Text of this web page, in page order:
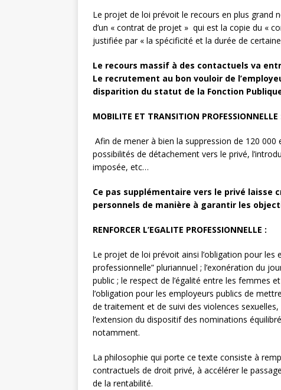
Le projet de loi prévoit le recours en plus grand
d’un « contrat de projet » qui est la copie du «
justifiée par « la spécificité et la durée de
Le recours massif à des contactuels va
Le recrutement au bon vouloir de
disparition du statut de la Fonction
MOBILITE ET TRANSITION PROFESSIONNELLE
Afin de mener à bien la suppression de 120
possibilités de détachement vers le privé,
imposée, etc…
Ce pas supplémentaire vers le privé laisse
personnels de manière à garantir les
RENFORCER L’EGALITE PROFESSIONNELLE :
Le projet de loi prévoit ainsi l’obligation pour les
professionnelle” pluriannuel ; l’exonération du
public ; le respect de l’égalité entre les femmes
l’obligation pour les employeurs publics de
de traitement et de suivi des violences
l’extension du dispositif des nominations
notamment.
La philosophie qui porte ce texte consiste à
contractuels de droit privé, à accélérer le
de la rentabilité.